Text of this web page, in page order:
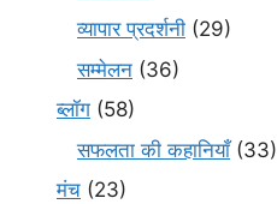
व्यापार प्रदर्शनी (29)
सम्मेलन (36)
ब्लॉग (58)
सफलता की कहानियाँ(33)
मंच (23)